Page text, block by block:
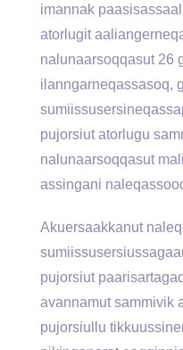
imannak
atorlugit
nalunaarsoqqasut 26
ilanngarneqassasoq,
pujorsiut atorlugu
nalunaarsoqqasut
assingani
Akuersaakkanut
pujorsiut
avannamut sammivik
pujorsiullu